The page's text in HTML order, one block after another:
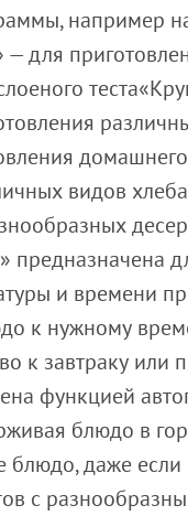
например
для
видов
и времени
к нужному
к завтраку или
функцией
блюдо в
блюдо, даже
с